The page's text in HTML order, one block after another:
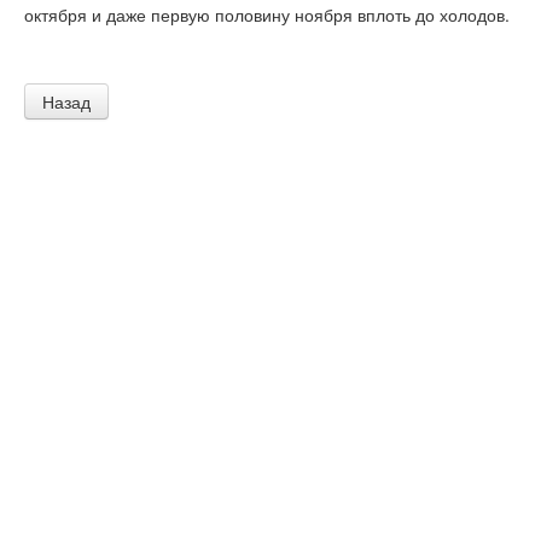
октября и даже первую половину ноября вплоть до холодов.
Назад